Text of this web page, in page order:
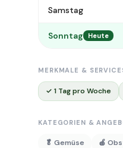
Samstag
Sonntag Heute
MERKMALE &
✓ 1 Tag pro Woche
KATEGORIEN &
🥬 Gemüse 🍎